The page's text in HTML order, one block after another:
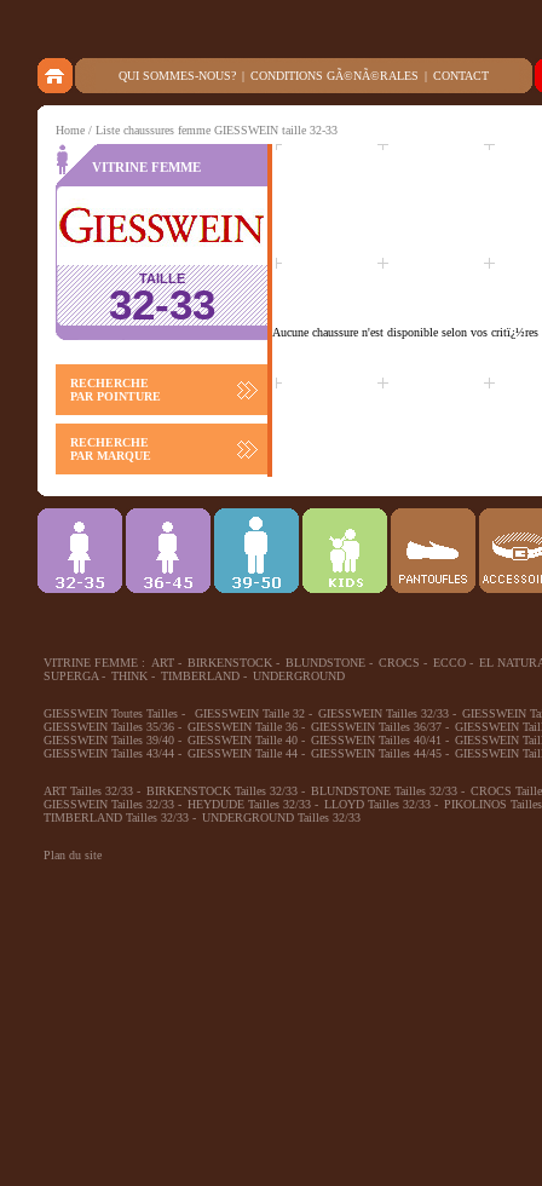
QUI SOMMES-NOUS? | CONDITIONS GÃ©NÃ©RALES | CONTACT
Home / Liste chaussures femme GIESSWEIN taille 32-33
VITRINE FEMME
TAILLE
32-33
RECHERCHE
PAR POINTURE
RECHERCHE
PAR MARQUE
Aucune chaussure n'est disponible selon vos critï¿½res
VITRINE FEMME : ART - BIRKENSTOCK - BLUNDSTONE - CROCS - ECCO - EL
SUPERGA - THINK - TIMBERLAND - UNDERGROUND
GIESSWEIN Toutes Tailles - GIESSWEIN Taille 32 - GIESSWEIN Tailles 32/33 - GIESSWEIN
GIESSWEIN Tailles 35/36 - GIESSWEIN Taille 36 - GIESSWEIN Tailles 36/37 - GIESSWEIN
GIESSWEIN Tailles 39/40 - GIESSWEIN Taille 40 - GIESSWEIN Tailles 40/41 - GIESSWEIN
GIESSWEIN Tailles 43/44 - GIESSWEIN Taille 44 - GIESSWEIN Tailles 44/45 - GIESSWEIN
ART Tailles 32/33 - BIRKENSTOCK Tailles 32/33 - BLUNDSTONE Tailles 32/33 - CROCS
GIESSWEIN Tailles 32/33 - HEYDUDE Tailles 32/33 - LLOYD Tailles 32/33 - PIKOLINOS
TIMBERLAND Tailles 32/33 - UNDERGROUND Tailles 32/33
Plan du site